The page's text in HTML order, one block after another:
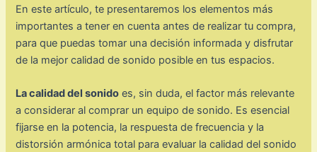
En este artículo, te presentaremos los elementos más
importantes a tener en cuenta antes de realizar tu compra,
para que puedas tomar una decisión informada y disfrutar
de la mejor calidad de sonido posible en tus espacios.
La calidad del sonido es, sin duda, el factor más relevante
a considerar al comprar un equipo de sonido. Es esencial
fijarse en la potencia, la respuesta de frecuencia y la
distorsión armónica total para evaluar la calidad del sonido